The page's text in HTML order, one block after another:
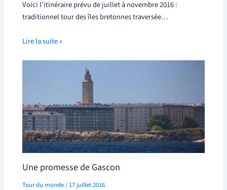
Voici l’itinéraire prévu de juillet à novembre 2016 :
traditionnel tour des îles bretonnes traversée…
Lire la suite »
Une promesse de Gascon
Tour du monde/17 juillet 2016